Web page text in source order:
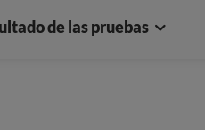
de las pruebas